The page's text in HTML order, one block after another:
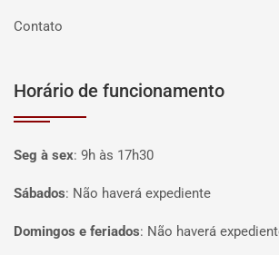
Contato
Horário de funcionamento
Seg à sex: 9h às 17h30
Sábados: Não haverá expediente
Domingos e feriados: Não haverá